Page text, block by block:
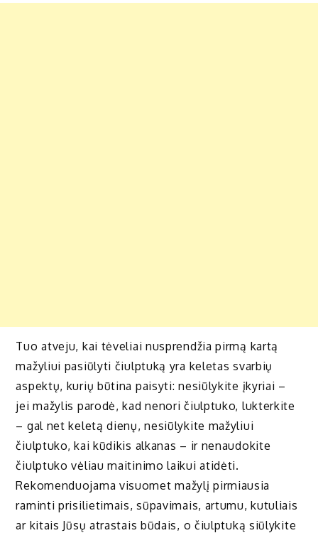
Tuo atveju, kai tėveliai nusprendžia pirmą kartą
mažyliui pasiūlyti čiulptuką yra keletas svarbių
aspektų, kurių būtina paisyti: nesiūlykite įkyriai –
jei mažylis parodė, kad nenori čiulptuko, lukterkite
– gal net keletą dienų, nesiūlykite mažyliui
čiulptuko, kai kūdikis alkanas – ir nenaudokite
čiulptuko vėliau maitinimo laikui atidėti.
Rekomenduojama visuomet mažylį pirmiausia
raminti prisilietimais, sūpavimais, artumu, kutuliais
ar kitais Jūsų atrastais būdais, o čiulptuką siūlykite